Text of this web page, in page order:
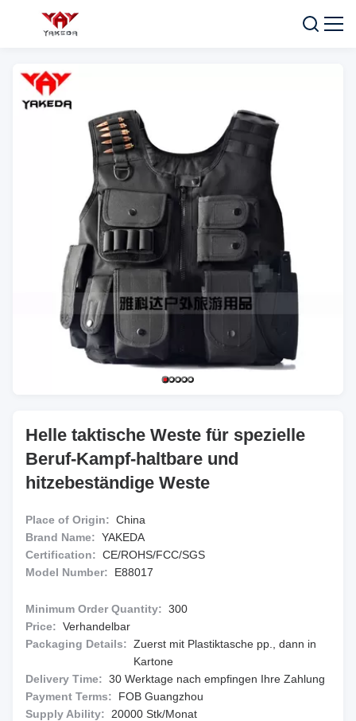
Helle taktische Weste für spezielle
Beruf-Kampf-haltbare und
hitzebeständige Weste
Place of Origin: China
Brand Name: YAKEDA
Certification: CE/ROHS/FCC/SGS
Model Number:
E88017
Minimum Order Quantity: 300
Price: Verhandelbar
Packaging Details: Zuerst mit Plastiktasche pp., dann in
Kartone
Delivery Time: 30 Werktage nach empfingen Ihre Zahlung
Payment Terms:
FOB Guangzhou
Supply Ability:
20000 Stk/Monat